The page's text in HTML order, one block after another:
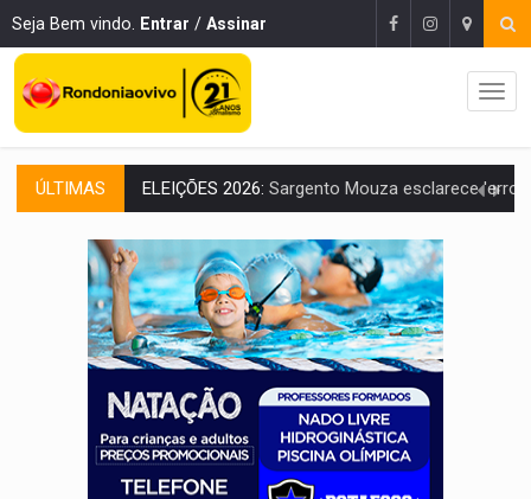
Seja Bem vindo. Entrar / Assinar
ÚLTIMAS JUDICIÁRIO:Sinjur parabeniza servidores pelo adicional de incentivo com
Publicação Legal:AVISO DE LICITAÇÃO: Pregão Eletrônico Nº 12/2026
BR-364:Polícia apreende mais de uma tonelada de drogas em fundo
EMOCIONE:PRESENTES: Confira os sorteados na promoção
VOVÔ LADRÃO:Idoso é filmado furtando bicicleta na frente
JUSTIÇA:Comarca de Nova Mamoré terá seu primeiro
ADAILTON FÚRIA:Assessoria denuncia suposto ataque com perfis